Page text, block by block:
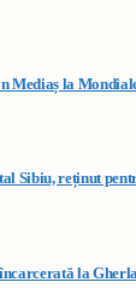
Mediaș la
Sibiu, reținut
la Gherla